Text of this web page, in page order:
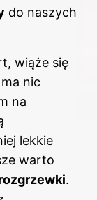
do naszych
wiąże się
nic
na
lekkie
warto
.